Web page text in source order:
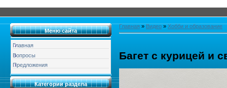
Меню сайта
Главная
Вопросы
Предложения
Категории раздела
Главная » Видео » Хобби и образование
Багет с курицей и